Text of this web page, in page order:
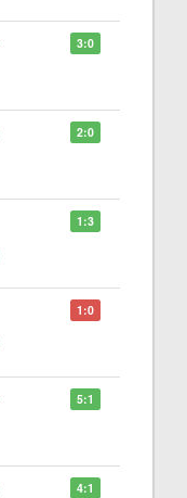
3:0
2:0
1:3
1:0
5:1
4:1